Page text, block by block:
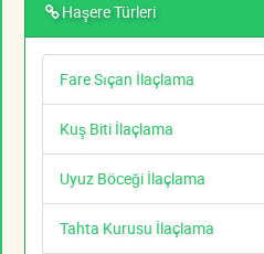
Haşere Türleri
Fare Sıçan İlaçlama
Kuş Biti İlaçlama
Uyuz Böceği İlaçlama
Tahta Kurusu İlaçlama